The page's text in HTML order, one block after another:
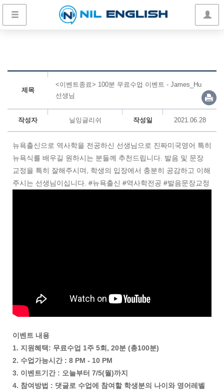
제목
<이벤트종료> 100분 무료수업 이벤트 - James_Hu
선생님
작성자 닐잉글리쉬 작성일 2021.06.28
뉴욕출신으로 역사학을 전공하신 선생님으로 진짜미국영어 특히
뉴욕식를 배우길 원하시는 분들께 추천드립니다. 발음 및 문장
교정을 특히 잘해주시며, 학생의 입장에서 충분히 공감하고 이해
주시는 선생님이십니다. #뉴욕출신 #역사학전공 #발음문장교정
이벤트 내용
1. 지원혜택: 무료수업 1주 5회, 20분 (총100분)
2. 수업가능시간 : 8 PM - 10 PM
3. 이벤트기간 : 오늘부터 7/5(월)까지
4. 참여방법 : 댓글로 수업에 참여할 학생분의 나이와 영어레벨